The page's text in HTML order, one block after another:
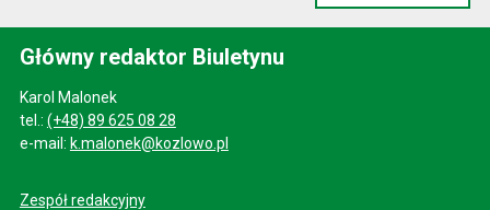
Główny redaktor Biuletynu
Karol Malonek
tel.: (+48) 89 625 08 28
e-mail: k.malonek@kozlowo.pl
Zespół redakcyjny